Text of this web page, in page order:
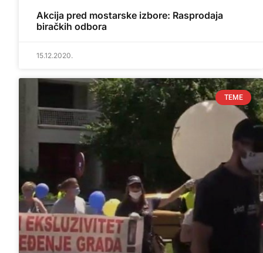
Akcija pred mostarske izbore: Rasprodaja
biračkih odbora
15.12.2020.
TEME